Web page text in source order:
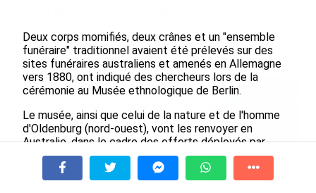
le 05/08/2026
le 04/08/2026
INTERVIEW. À Wallis-et-Futuna, un
plein essor...
le 04/08/2026
Prix à la consommation en juin 2026 :
progression en Guadeloupe, recul en
À la une Tv Radio A Propos
Deux corps momifiés, deux crânes et un "ensemble
funéraire" traditionnel avaient été prélevés sur des
sites funéraires australiens et amenés en Allemagne
vers 1880, ont indiqué des chercheurs lors de la
cérémonie au Musée ethnologique de Berlin.
Le musée, ainsi que celui de la nature et de l'homme
d'Oldenburg (nord-ouest), vont les renvoyer en
Australie, dans le cadre des efforts déployés par
Berlin pour réparer les crimes commis pendant l'ère
coloniale.